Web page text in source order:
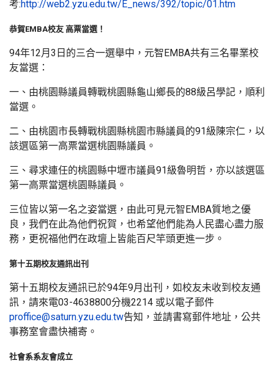
考:http://web2.yzu.edu.tw/E_news/392/topic/01.htm
恭賀EMBA校友 高票當選！
94年12月3日的三合一選舉中，元智EMBA共有三名畢業校
友當選：
一、由桃園縣議員轉戰桃園縣龜山鄉長的88級呂學記，順利
當選。
二、由桃園市長轉戰桃園縣桃園市縣議員的91級陳宗仁，以
該選區第一高票當選桃園縣議員。
三、尋求連任的桃園縣中壢市議員91級魯明哲，亦以該選區
第一高票當選桃園縣議員。
三位皆以第一名之姿當選，由此可見元智EMBA質地之優
良，我們在此為他們祝賀，也希望他們能為人民盡心盡力服
務，更祝福他們在政壇上皆能百尺竿頭更進一步。
第十五期校友通訊出刊
第十五期校友通訊已於94年9月出刊，如校友未收到校友通
訊，請來電03-4638800分機2214 或以電子郵件
proffice@saturn.yzu.edu.tw告知，並請書寫郵件地址，公共
事務室會盡快補寄。
社會系系友會成立